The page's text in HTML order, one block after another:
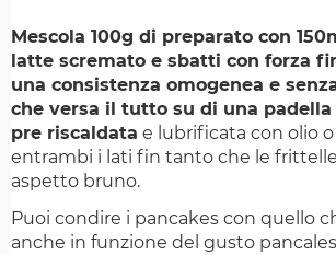
Mescola 100g di preparato con
latte scremato e sbatti con forza
una consistenza omogenea e
che versa il tutto su di una
pre riscaldata e lubrificata con olio
entrambi i lati fin tanto che le
aspetto bruno.
Puoi condire i pancakes con quello
anche in funzione del gusto